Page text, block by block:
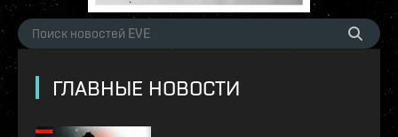
ГЛАВНЫЕ НОВОСТИ